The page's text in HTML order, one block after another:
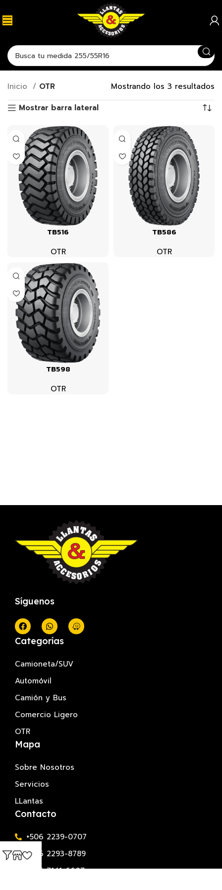
Inicio OTR
Mostrando los 3 resultados
Mostrar barra lateral
TB516
OTR
TB586
OTR
TB598
OTR
Síguenos
Categorías
Camioneta/SUV
Automóvil
Camión y Bus
Comercio Ligero
OTR
Mapa
Sobre Nosotros
Servicios
LLantas
Contacto
+506 2239-0707
+506 2293-8789
+506 7141-6607